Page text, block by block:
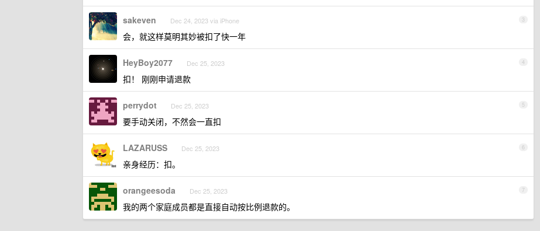
3
sakeven Dec 24, 2023 via iPhone
会，就这样莫明其妙被扣了快一年
4
HeyBoy2077 Dec 25, 2023
扣！ 刚刚申请退款
5
perrydot Dec 25, 2023
要手动关闭，不然会一直扣
6
LAZARUSS Dec 25, 2023
亲身经历：扣。
7
orangeesoda Dec 25, 2023
我的两个家庭成员都是直接自动按比例退款的。